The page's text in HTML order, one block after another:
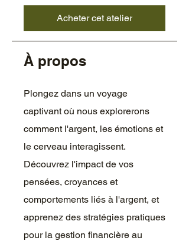
Acheter cet atelier
À propos
Plongez dans un voyage
captivant où nous explorerons
comment l'argent, les émotions et
le cerveau interagissent.
Découvrez l'impact de vos
pensées, croyances et
comportements liés à l'argent, et
apprenez des stratégies pratiques
pour la gestion financière au